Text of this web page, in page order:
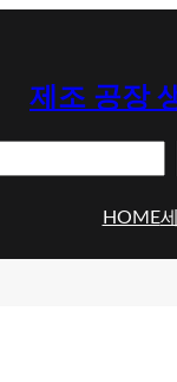
제조 공장
HOME